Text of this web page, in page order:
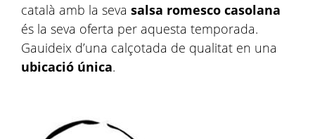
català amb la seva salsa romesco casolana
és la seva oferta per aquesta temporada.
Gauideix d’una calçotada de qualitat en una
ubicació única.